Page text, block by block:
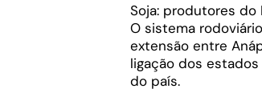
Soja: produtores do
O sistema
extensão entre
ligação dos
do país.